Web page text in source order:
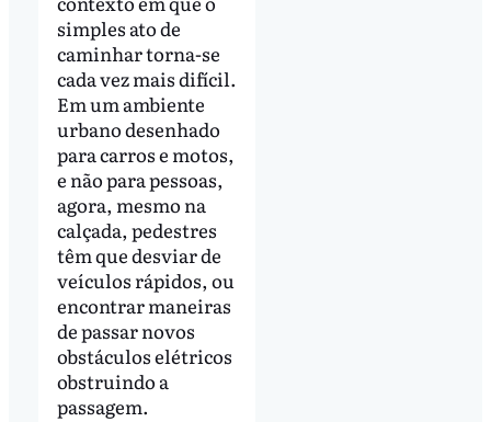
simples ato de
caminhar torna-se
cada vez mais difícil.
Em um ambiente
urbano desenhado
para carros e motos,
e não para pessoas,
agora, mesmo na
calçada, pedestres
têm que desviar de
veículos rápidos, ou
encontrar maneiras
de passar novos
obstáculos elétricos
obstruindo a
passagem.